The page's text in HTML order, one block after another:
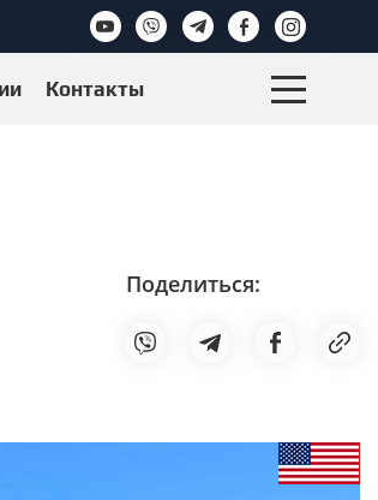
Контакты
Поделиться: